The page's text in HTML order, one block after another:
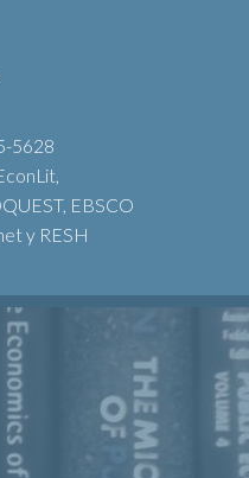
5628
EBSCO
y RESH